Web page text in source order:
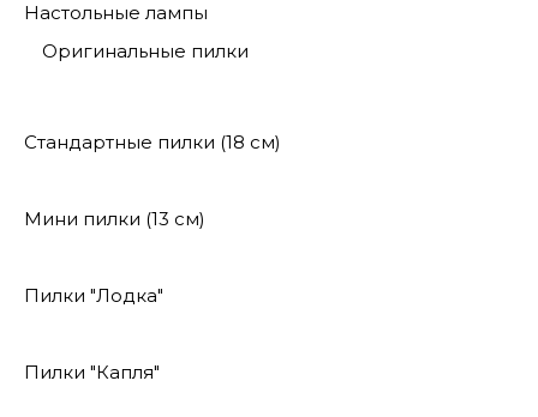
Настольные лампы
Оригинальные пилки
Стандартные пилки (18 см)
Мини пилки (13 см)
Пилки "Лодка"
Пилки "Капля"